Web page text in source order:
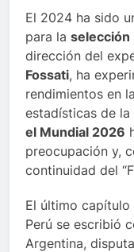
El 2024 ha sido
para la selección
dirección del
Fossati, ha
rendimientos en
estadísticas de
el Mundial 2026
preocupación y,
continuidad del
El último
Perú se escribió
Argentina,